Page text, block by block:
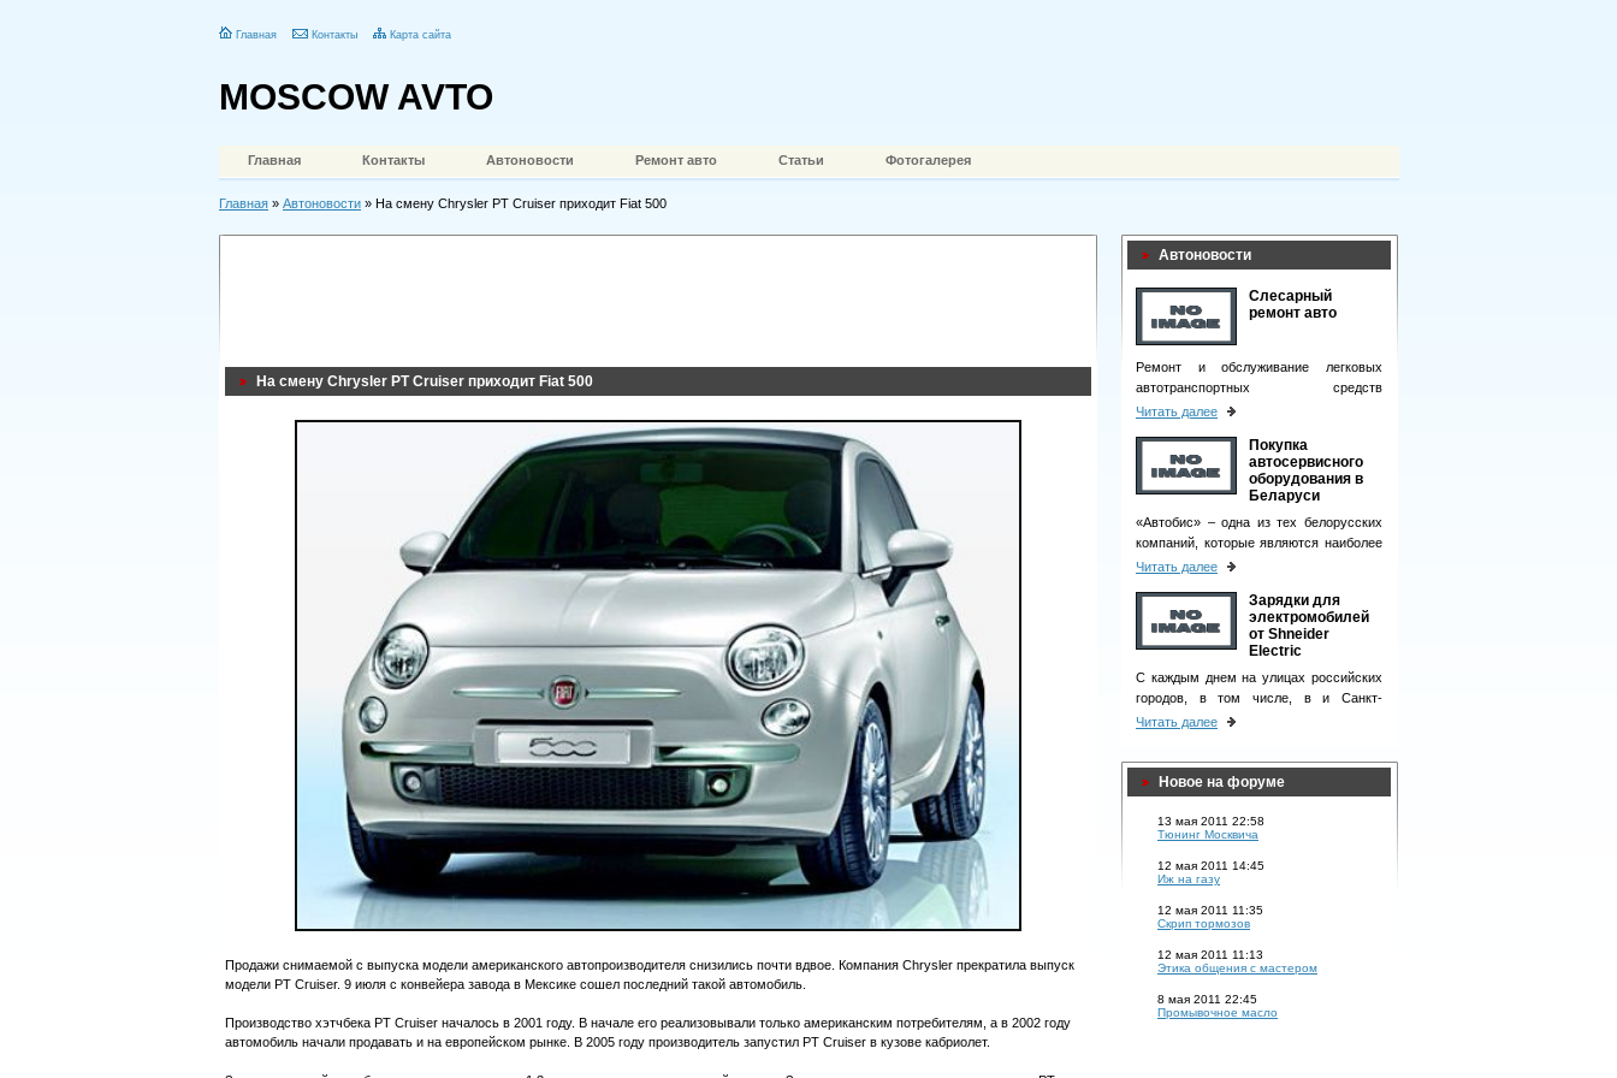
Главная Контакты Карта сайта
MOSCOW AVTO
Главная Контакты Автоновости Ремонт авто Статьи Фотогалерея
Главная » Автоновости » На смену Chrysler PT Cruiser приходит Fiat 500
На смену Chrysler PT Cruiser приходит Fiat 500
Продажи снимаемой с выпуска модели американского автопроизводителя снизились почти вдвое. Компания Chrysler прекратила выпуск
модели PT Cruiser. 9 июля с конвейера завода в Мексике сошел последний такой автомобиль.
Производство хэтчбека PT Cruiser началось в 2001 году. В начале его реализовывали только американским потребителям, а в 2002 году
автомобиль начали продавать и на европейском рынке. В 2005 году производитель запустил PT Cruiser в кузове кабриолет.
Автоновости
Слесарный
ремонт авто
Ремонт и обслуживание легковых
автотранспортных средств
подразумевает целый комплекс
Читать далее
Покупка
автосервисного
оборудования в
Беларуси
«Автобис» – одна из тех белорусских
компаний, которые являются наиболее
ответственными деловыми партнерами
доверия у клиентов.
Читать далее
Зарядки для
электромобилей
от Shneider
Electric
С каждым днем на улицах российских
городов, в том числе, в и Санкт-
Петербурге, появляется все больше
Читать далее
Новое на форуме
13 мая 2011 22:58
Тюнинг Москвича
12 мая 2011 14:45
Иж на газу
12 мая 2011 11:35
Скрип тормозов
12 мая 2011 11:13
Этика общения с мастером
8 мая 2011 22:45
Промывочное масло